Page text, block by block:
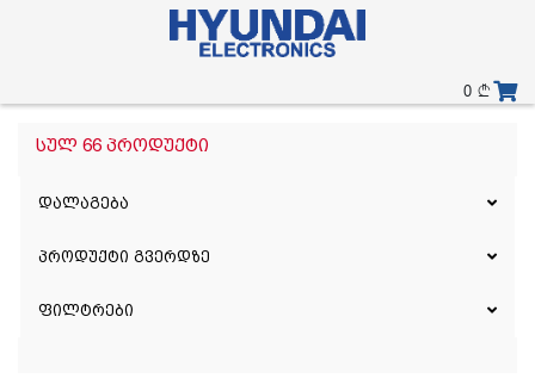
0
სულ 66 პროდუქტი
დალაგება
პროდუქტი გვერდზე
ფილტრები